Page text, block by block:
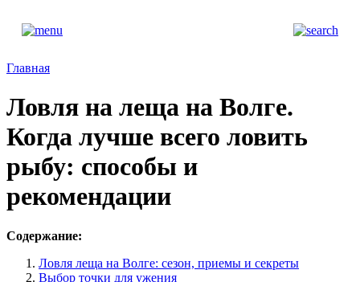
Главная
Ловля на леща на Волге.
Когда лучше всего ловить
рыбу: способы и
рекомендации
Содержание:
Ловля леща на Волге: сезон, приемы и секреты
Выбор точки для ужения